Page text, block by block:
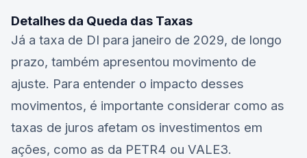
Detalhes da Queda das Taxas
Já a taxa de DI para janeiro de 2029, de longo
prazo, também apresentou movimento de
ajuste. Para entender o impacto desses
movimentos, é importante considerar como as
taxas de juros afetam os investimentos em
ações, como as da PETR4 ou VALE3.